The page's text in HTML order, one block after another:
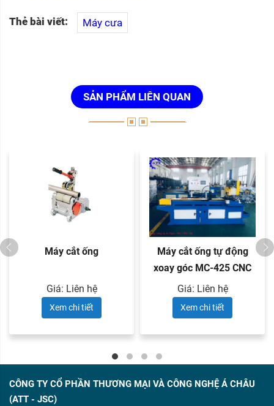
Thẻ bài viết: Máy cưa
SẢN PHẨM LIÊN QUAN
Máy cắt ống
Giá: Liên hệ
Xem chi tiết
Máy cắt ống tự động
xoay góc MC-425 CNC
Giá: Liên hệ
Xem chi tiết
CÔNG TY CỔ PHẦN THƯƠNG MẠI VÀ CÔNG NGHỆ Á CHÂU
(ATT - JSC)